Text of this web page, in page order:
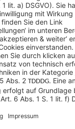
©SYCOR GmbH
Impressum
Datenschutz
Cookies & Tracking